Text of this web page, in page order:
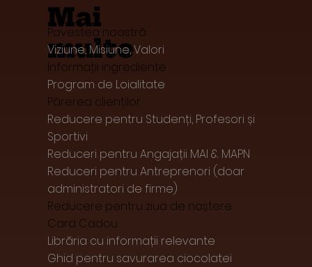
Mai
multe
Povestea noastră
Viziune, Misiune, Valori
Informații ingrediente
Program de Loialitate
Părerea clienților
Reducere pentru Studenți, Profesori și
Sportivi
Reduceri pentru Angajații MAI & MAPN
Reduceri pentru Antreprenori (doar
administratori de firme)
Reducere pentru ziua de naștere
Card Cadou
Librăria cu informații relevante
Ghid pentru savurarea ciocolatei